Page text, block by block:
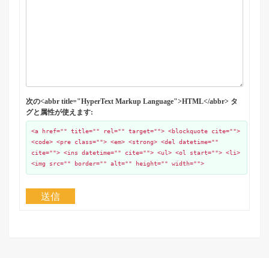
次の<abbr title="HyperText Markup Language">HTML</abbr> タ
グと属性が使えます:
<a href="" title="" rel="" target=""> <blockquote cite="">
<code> <pre class=""> <em> <strong> <del datetime=""
cite=""> <ins datetime="" cite=""> <ul> <ol start=""> <li>
<img src="" border="" alt="" height="" width="">
送信